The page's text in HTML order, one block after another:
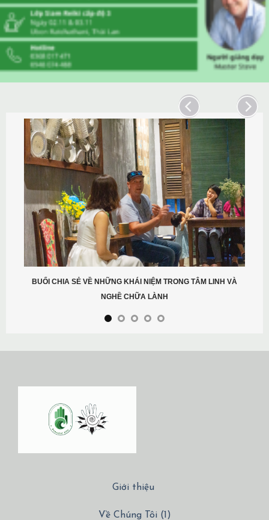
BUỔI CHIA SẺ VỀ NHỮNG KHÁI NIỆM TRONG TÂM LINH VÀ
NGHỀ CHỮA LÀNH
Giới thiệu
Về Chúng Tôi (1)